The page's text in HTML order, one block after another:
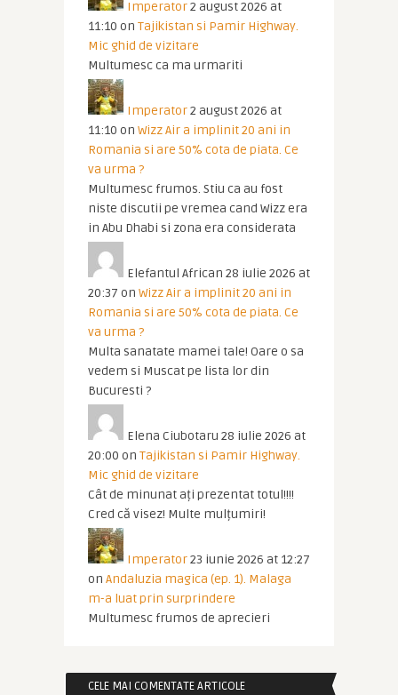
Imperator2 august 2026 at
11:10 on Tajikistan si Pamir Highway.
Mic ghid de vizitare
Multumesc ca ma urmariti
Imperator2 august 2026 at
11:10 on Wizz Air a implinit 20 ani in
Romania si are 50% cota de piata. Ce
va urma ?
Multumesc frumos. Stiu ca au fost
niste discutii pe vremea cand Wizz era
in Abu Dhabi si zona era considerata
Elefantul African 28 iulie 2026 at
20:37 on Wizz Air a implinit 20 ani in
Romania si are 50% cota de piata. Ce
va urma ?
Multa sanatate mamei tale! Oare o sa
vedem si Muscat pe lista lor din
Bucuresti ?
Elena Ciubotaru 28 iulie 2026 at
20:00 on Tajikistan si Pamir Highway.
Mic ghid de vizitare
Cât de minunat ați prezentat totul!!!!
Cred că visez! Multe mulțumiri!
Imperator23 iunie 2026 at 12:27
on Andaluzia magica (ep. 1). Malaga
m-a luat prin surprindere
Multumesc frumos de aprecieri
CELE MAI COMENTATE ARTICOLE